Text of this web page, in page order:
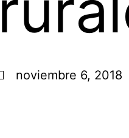
noviembre 6, 2018